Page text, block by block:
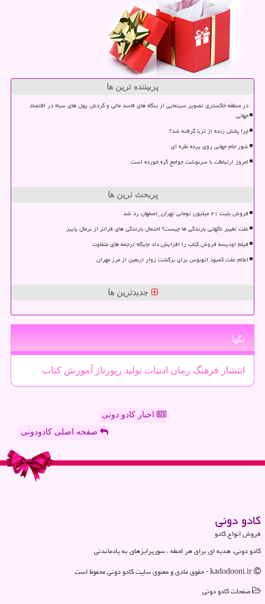
پربیننده ترین ها
در منطقه خاکستری تصویر سینمایی از بنگاه های فاسد مالی و گردش پول های سیاه در اقتصاد
جهانی
چرا پخش زنده از ثریا گرفته شد؟
شور جام جهانی روی پرده نقره ای
امروز ارتباطات با سرنوشت جوامع گره خورده است
پربحث ترین ها
فروش بلیت ۲۱ میلیون تومانی تهران_اصفهان رد شد
علت تغییر ناگهانی بارندگی ها چیست؟ احتمال بارندگی های فراتر از نرمال پاییز
فیلم اودیسه فروش کتاب را افزایش داد جایگاه ترجمه های متفاوت
اعلام علت کمبود اتوبوس برای برگشت زوار اربعین از مرز مهران
جدیدترین ها
تگها
انتشار فرهنگ رمان ادبیات تولید رپورتاژ آموزش كتاب
اخبار کادو دونی
صفحه اصلی کادودونی
كادو دونی
فروش انواع کادو
کادو دونی، هدیه ای برای هر لحظه ، سورپرایزهای به یادماندنی
صفحات كادو دونی